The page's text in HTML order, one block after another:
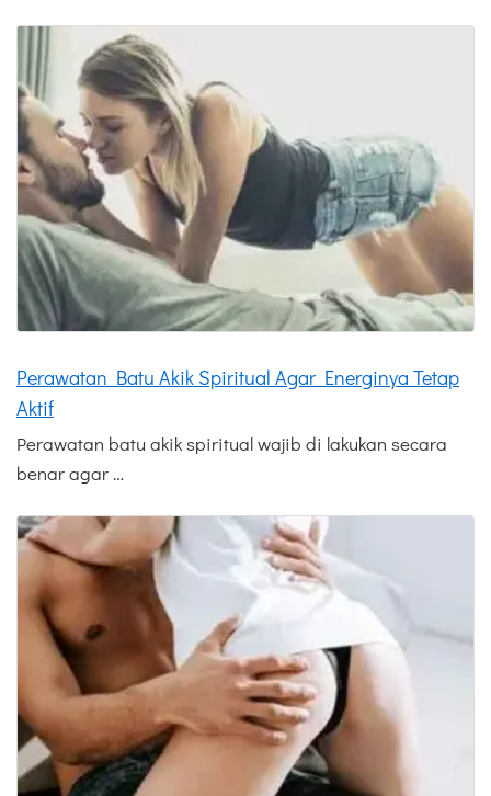
Perawatan Batu Akik Spiritual Agar Energinya Tetap
Aktif
Perawatan batu akik spiritual wajib di lakukan secara
benar agar …